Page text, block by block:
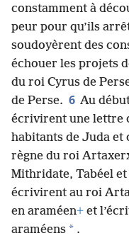
constamment à
peur pour qu’ils
soudoyèrent des
échouer les projets
du roi Cyrus de
de Perse. 6 Au
écrivirent une lettre
habitants de Juda et
règne du roi
Mithridate, Tabéel et
écrivirent au roi
en araméen+ et
araméens * .